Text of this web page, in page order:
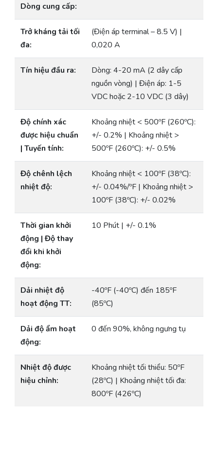
Dòng cung cấp:
Trở kháng tải tối
đa:
(Điện áp terminal – 8.5 V) |
0,020 A
Tín hiệu đầu ra:
Dòng: 4-20 mA (2 dây cấp
nguồn vòng) | Điện áp: 1-5
VDC hoặc 2-10 VDC (3 dây)
Độ chính xác
được hiệu chuẩn
| Tuyến tính:
Khoảng nhiệt < 500ºF (260ºC):
+/- 0.2% | Khoảng nhiệt >
500ºF (260ºC): +/- 0.5%
Độ chênh lệch
nhiệt độ:
Khoảng nhiệt < 100ºF (38ºC):
+/- 0.04%/ºF | Khoảng nhiệt >
100ºF (38ºC): +/- 0.02%
Thời gian khởi
động | Độ thay
đổi khi khởi
động:
10 Phút | +/- 0.1%
Dải nhiệt độ
hoạt động TT:
-40ºF (-40ºC) đến 185ºF
(85ºC)
Dải độ ẩm hoạt
động:
0 đến 90%, không ngưng tụ
Nhiệt độ được
hiệu chỉnh:
Khoảng nhiệt tối thiểu: 50ºF
(28ºC) | Khoảng nhiệt tối đa:
800ºF (426ºC)